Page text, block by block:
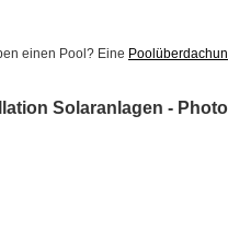
einen Pool? Eine
Solaranlagen -